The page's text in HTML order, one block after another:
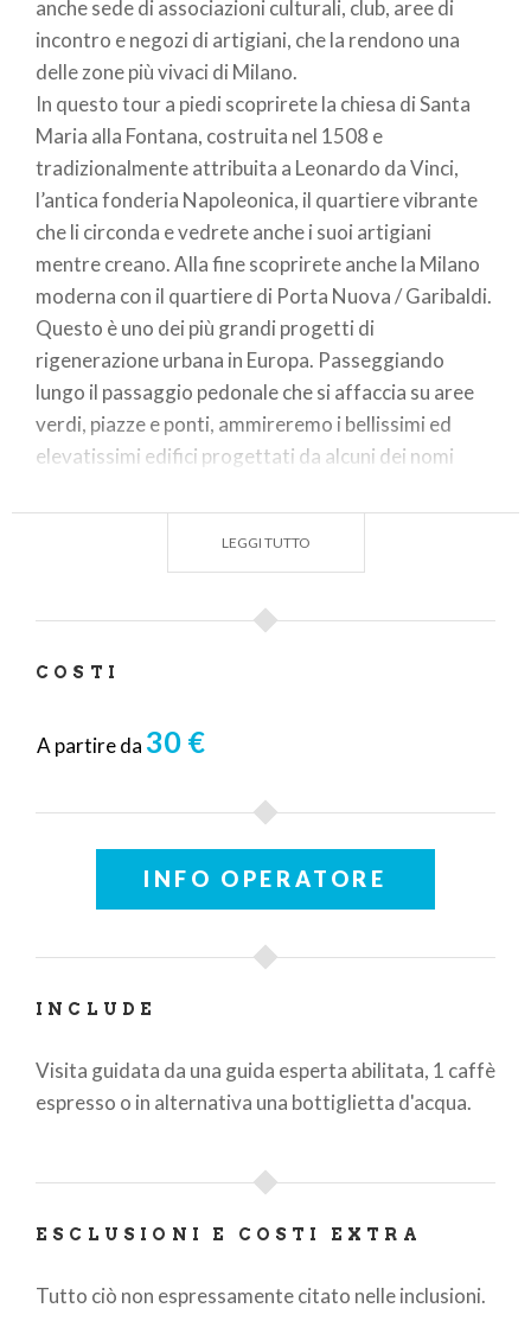
anche sede di associazioni culturali, club, aree di
incontro e negozi di artigiani, che la rendono una
delle zone più vivaci di Milano.
In questo tour a piedi scoprirete la chiesa di Santa
Maria alla Fontana, costruita nel 1508 e
tradizionalmente attribuita a Leonardo da Vinci,
l’antica fonderia Napoleonica, il quartiere vibrante
che li circonda e vedrete anche i suoi artigiani
mentre creano. Alla fine scoprirete anche la Milano
moderna con il quartiere di Porta Nuova / Garibaldi.
Questo è uno dei più grandi progetti di
rigenerazione urbana in Europa. Passeggiando
lungo il passaggio pedonale che si affaccia su aree
verdi, piazze e ponti, ammireremo i bellissimi ed
elevatissimi edifici progettati da alcuni dei nomi
LEGGI TUTTO
COSTI
A partire da 30 €
INFO OPERATORE
INCLUDE
Visita guidata da una guida esperta abilitata, 1 caffè
espresso o in alternativa una bottiglietta d'acqua.
ESCLUSIONI E COSTI EXTRA
Tutto ciò non espressamente citato nelle inclusioni.